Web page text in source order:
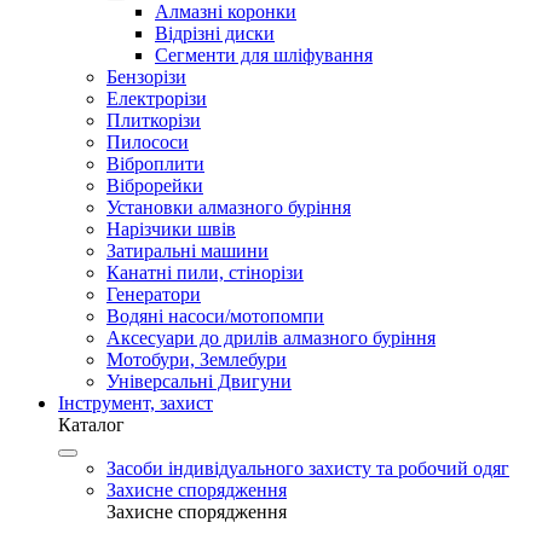
Алмазні коронки
Відрізні диски
Сегменти для шліфування
Бензорізи
Електрорізи
Плиткорізи
Пилососи
Віброплити
Віброрейки
Установки алмазного буріння
Нарізчики швів
Затиральні машини
Канатні пили, стінорізи
Генератори
Водяні насоси/мотопомпи
Аксесуари до дрилів алмазного буріння
Мотобури, Землебури
Універсальні Двигуни
Інструмент, захист
Каталог
Засоби індивідуального захисту та робочий одяг
Захисне спорядження
Захисне спорядження